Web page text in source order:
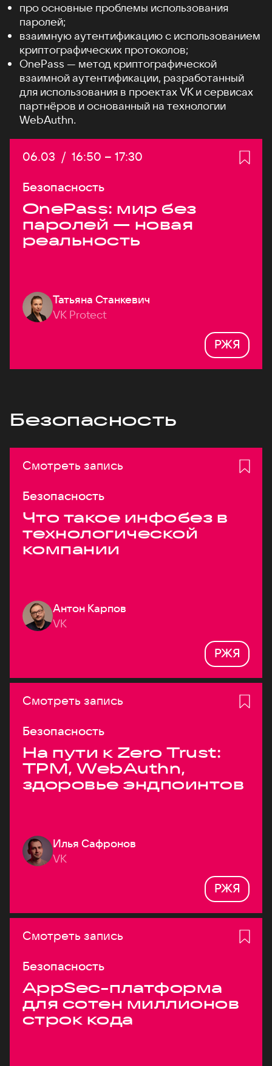
про основные проблемы использования
паролей;
взаимную аутентификацию с использованием
криптографических протоколов;
OnePass — метод криптографической
взаимной аутентификации, разработанный
для использования в проектах VK и сервисах
партнёров и основанный на технологии
WebAuthn.
Дата:
06.03 / Начало:
16:50 – Конец:
17:30
Безопасность
OnePass: мир без
паролей — новая
реальность
Татьяна Станкевич
VK Protect
РЖЯ
Безопасность
Смотреть запись
Безопасность
Что такое инфобез в
технологической
компании
Антон Карпов
VK
РЖЯ
Смотреть запись
Безопасность
На пути к Zero Trust:
TPM, WebAuthn,
здоровье эндпоинтов
Илья Сафронов
VK
РЖЯ
Смотреть запись
Безопасность
AppSec-платформа
для сотен миллионов
строк кода